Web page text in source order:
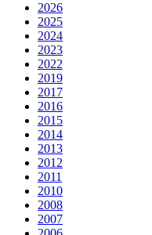
2026
2025
2024
2023
2022
2019
2017
2016
2015
2014
2013
2012
2011
2010
2008
2007